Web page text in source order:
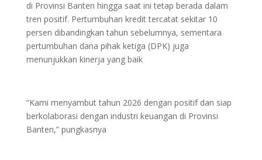
di Provinsi Banten hingga saat ini tetap berada dalam
tren positif. Pertumbuhan kredit tercatat sekitar 10
persen dibandingkan tahun sebelumnya, sementara
pertumbuhan dana pihak ketiga (DPK) juga
menunjukkan kinerja yang baik
“Kami menyambut tahun 2026 dengan positif dan siap
berkolaborasi dengan industri keuangan di Provinsi
Banten,” pungkasnya